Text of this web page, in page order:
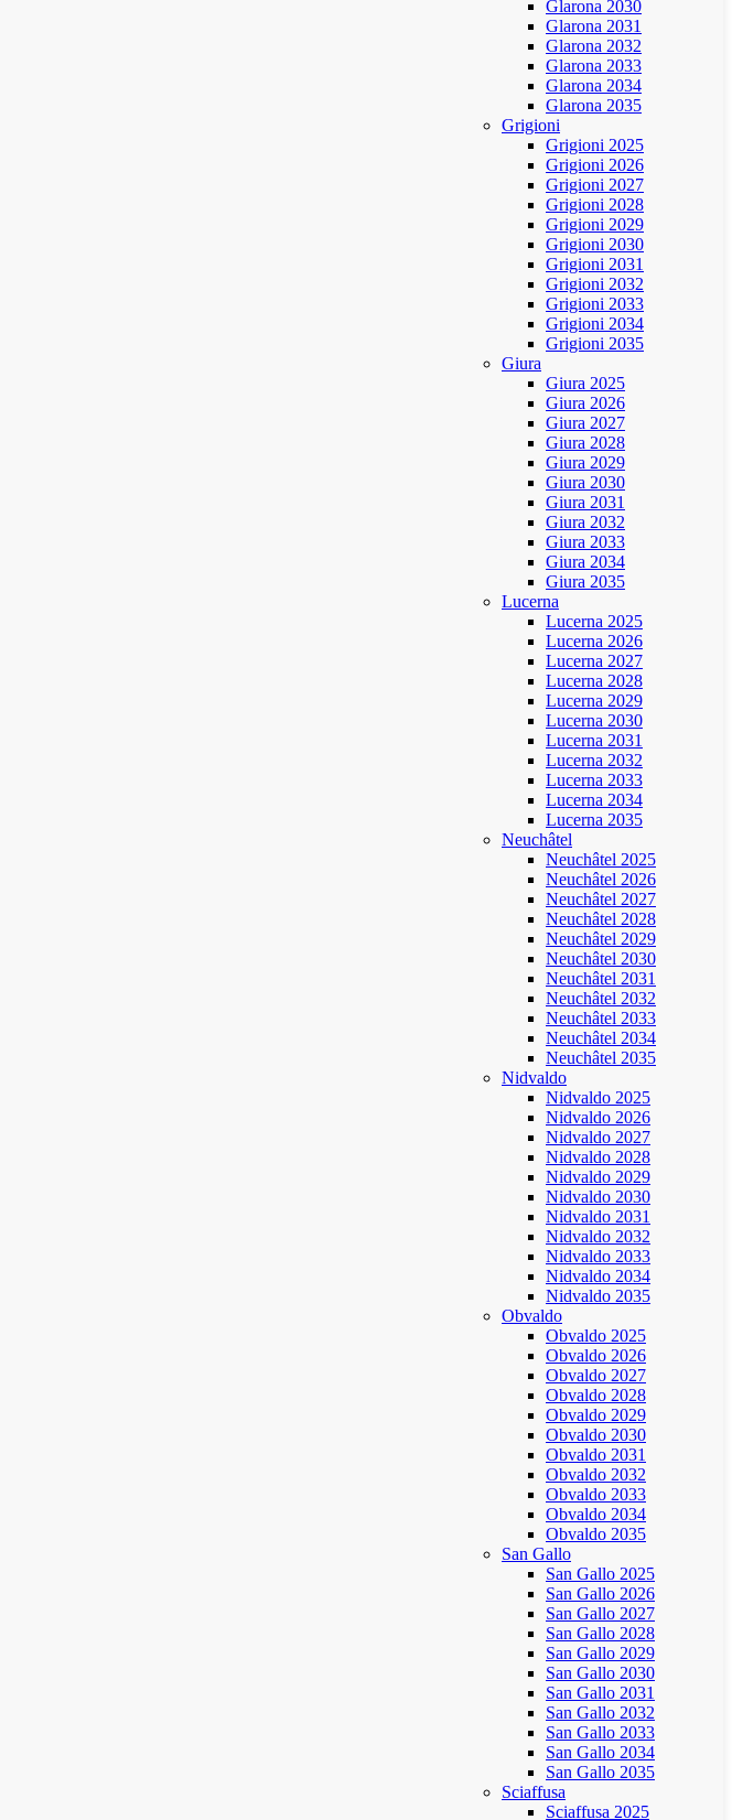
Glarona 2030
Glarona 2031
Glarona 2032
Glarona 2033
Glarona 2034
Glarona 2035
Grigioni
Grigioni 2025
Grigioni 2026
Grigioni 2027
Grigioni 2028
Grigioni 2029
Grigioni 2030
Grigioni 2031
Grigioni 2032
Grigioni 2033
Grigioni 2034
Grigioni 2035
Giura
Giura 2025
Giura 2026
Giura 2027
Giura 2028
Giura 2029
Giura 2030
Giura 2031
Giura 2032
Giura 2033
Giura 2034
Giura 2035
Lucerna
Lucerna 2025
Lucerna 2026
Lucerna 2027
Lucerna 2028
Lucerna 2029
Lucerna 2030
Lucerna 2031
Lucerna 2032
Lucerna 2033
Lucerna 2034
Lucerna 2035
Neuchâtel
Neuchâtel 2025
Neuchâtel 2026
Neuchâtel 2027
Neuchâtel 2028
Neuchâtel 2029
Neuchâtel 2030
Neuchâtel 2031
Neuchâtel 2032
Neuchâtel 2033
Neuchâtel 2034
Neuchâtel 2035
Nidvaldo
Nidvaldo 2025
Nidvaldo 2026
Nidvaldo 2027
Nidvaldo 2028
Nidvaldo 2029
Nidvaldo 2030
Nidvaldo 2031
Nidvaldo 2032
Nidvaldo 2033
Nidvaldo 2034
Nidvaldo 2035
Obvaldo
Obvaldo 2025
Obvaldo 2026
Obvaldo 2027
Obvaldo 2028
Obvaldo 2029
Obvaldo 2030
Obvaldo 2031
Obvaldo 2032
Obvaldo 2033
Obvaldo 2034
Obvaldo 2035
San Gallo
San Gallo 2025
San Gallo 2026
San Gallo 2027
San Gallo 2028
San Gallo 2029
San Gallo 2030
San Gallo 2031
San Gallo 2032
San Gallo 2033
San Gallo 2034
San Gallo 2035
Sciaffusa
Sciaffusa 2025